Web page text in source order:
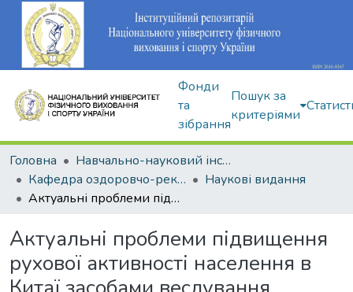
Фонди
та
зібрання
Пошук за
критеріями
Головна
Навчально-науковий інститут здоров'я, реабілітації та фізичного виховання
Кафедра оздоровчо-рекреаційної рухової активності
Наукові видання
Актуальні проблеми підвищення рухової активності населення в Китаї засобами веслування
Актуальні проблеми підвищення
рухової активності населення в